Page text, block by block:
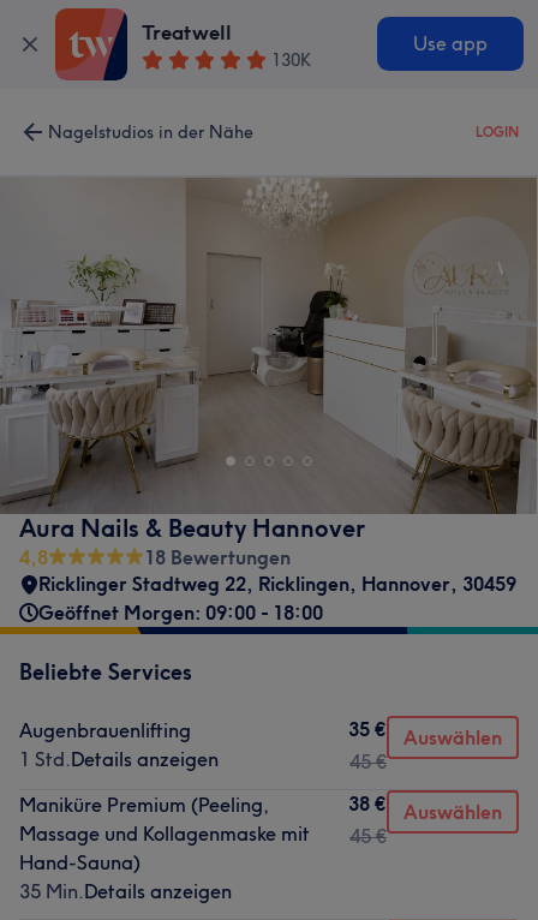
Treatwell
130K
Use app
Nagelstudios in der Nähe LOGIN
Aura Nails & Beauty Hannover
4,8
18 Bewertungen
Ricklinger Stadtweg 22, Ricklingen, Hannover, 30459
Geöffnet Morgen: 09:00 - 18:00
Beliebte Services
Augenbrauenlifting
1 Std.Details anzeigen
35 €
45 €
Auswählen
Maniküre Premium (Peeling,
Massage und Kollagenmaske mit
Hand-Sauna)
35 Min.Details anzeigen
38 €
45 €
Auswählen